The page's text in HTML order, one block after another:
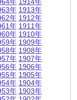
年
年
年
年
年
年
年
年
年
年
年
1913年
1912年
1911年
1910年
1909年
1908年
1907年
1906年
1905年
1904年
1903年